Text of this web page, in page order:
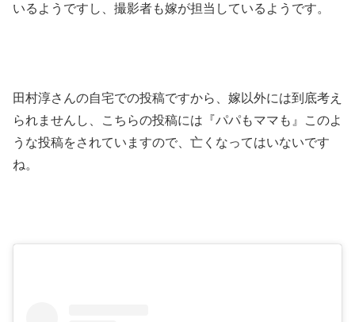
いるようですし、撮影者も嫁が担当しているようです。
田村淳さんの自宅での投稿ですから、嫁以外には到底考え
られませんし、こちらの投稿には『パパもママも』このよ
うな投稿をされていますので、亡くなってはいないです
ね。